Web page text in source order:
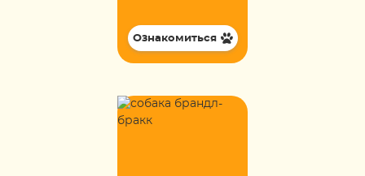
Ознакомиться